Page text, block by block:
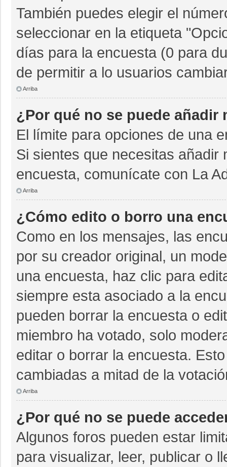
También puedes elegir el
seleccionar en la etiqueta
días para la encuesta (0 para
de permitir a lo usuarios
Arriba
¿Por qué no se puede añadir
El límite para opciones de una
Si sientes que necesitas añadir
encuesta, comunícate con La
Arriba
¿Cómo edito o borro una
Como en los mensajes, las
por su creador original, un
una encuesta, haz clic para
siempre esta asociado a la
pueden borrar la encuesta o
miembro ha votado, solo
editar o borrar la encuesta.
cambiadas a mitad de la
Arriba
¿Por qué no se puede
Algunos foros pueden estar
para visualizar, leer, publicar o